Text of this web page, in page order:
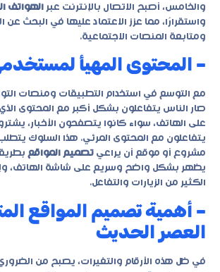
والخامس، أصبح الاتصال بالإنترنت عبر الهواتف
واستقرارًا، مما عزز الاعتماد عليها في البحث عن
ومتابعة المنصات الاجتماعية.
– المحتوى المهيأ
مع التوسع في استخدام التطبيقات ومنصات
صار الناس يتفاعلون بشكل أكبر مع المحتوى
على الهاتف، سواء كانوا يتصفحون الأخبار،
يتفاعلون مع المحتوى المرئي. هذا السلوك
مشروع أو موقع أن يراعي تصميم المواقع
يظهر بشكل واضح وسريع على شاشة الهاتف،
الكثير من الزيارات والتفاعل.
– أهمية تصميم المواقع
العصر الحديث
في ظل هذه الأرقام والتغيرات، يصبح من